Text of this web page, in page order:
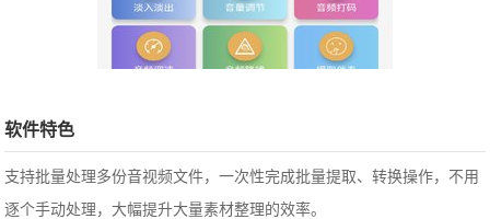
软件特色
支持批量处理多份音视频文件，一次性完成批量提取、转换操作，不用
逐个手动处理，大幅提升大量素材整理的效率。